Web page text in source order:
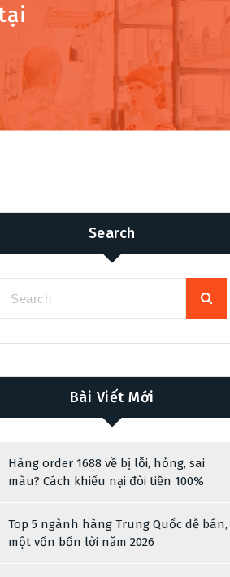
Search
Bài Viết Mới
Hàng order 1688 về bị lỗi, hỏng, sai
màu? Cách khiếu nại đòi tiền 100%
Top 5 ngành hàng Trung Quốc dễ bán,
một vốn bốn lời năm 2026